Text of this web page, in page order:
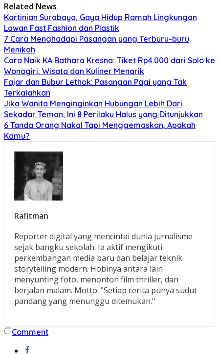
Related News
Kartinian Surabaya, Gaya Hidup Ramah Lingkungan
Lawan Fast Fashion dan Plastik
7 Cara Menghadapi Pasangan yang Terburu-buru
Menikah
Cara Naik KA Bathara Kresna: Tiket Rp4.000 dari Solo ke
Wonogiri, Wisata dan Kuliner Menarik
Fajar dan Bubur Lethok: Pasangan Pagi yang Tak
Terkalahkan
Jika Wanita Menginginkan Hubungan Lebih Dari
Sekadar Teman, Ini 8 Perilaku Halus yang Ditunjukkan
6 Tanda Orang Nakal Tapi Menggemaskan, Apakah
Kamu?
Rafitman
Reporter digital yang mencintai dunia jurnalisme
sejak bangku sekolah. Ia aktif mengikuti
perkembangan media baru dan belajar teknik
storytelling modern. Hobinya antara lain
menyunting foto, menonton film thriller, dan
berjalan malam. Motto: "Setiap cerita punya sudut
pandang yang menunggu ditemukan."
Comment